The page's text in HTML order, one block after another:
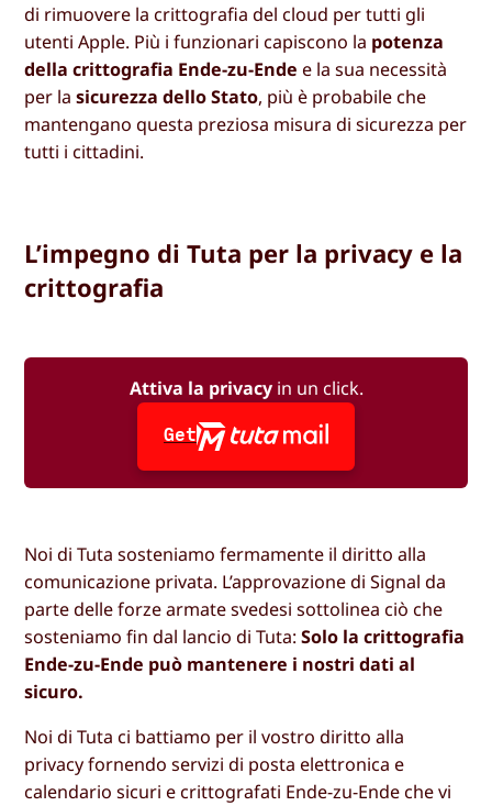
di rimuovere la crittografia del cloud per tutti gli
utenti Apple. Più i funzionari capiscono la potenza
della crittografia Ende-zu-Ende e la sua necessità
per lasicurezza dello Stato, più è probabile che
mantengano questa preziosa misura di sicurezza per
tutti i cittadini.
L’impegno di Tuta per la privacy e la
crittografia
Attiva la privacyin un click.
Get
Noi di Tuta sosteniamo fermamente il diritto alla
comunicazione privata. L’approvazione di Signal da
parte delle forze armate svedesi sottolinea ciò che
sosteniamo fin dal lancio di Tuta:Solo la crittografia
Ende-zu-Ende può mantenere i nostri dati al
sicuro.
Noi di Tuta ci battiamo per il vostro diritto alla
privacy fornendo servizi di posta elettronica e
calendario sicuri e crittografati Ende-zu-Ende che vi